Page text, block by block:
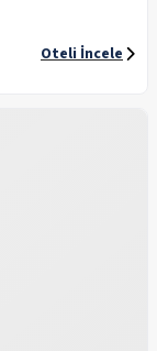
Oteli İncele